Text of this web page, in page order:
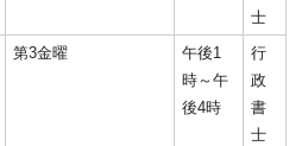
士
第3金曜
午後1
時～午
後4時
行
政
書
士